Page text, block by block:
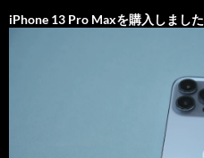
iPhone 13 Pro Maxを購入しました